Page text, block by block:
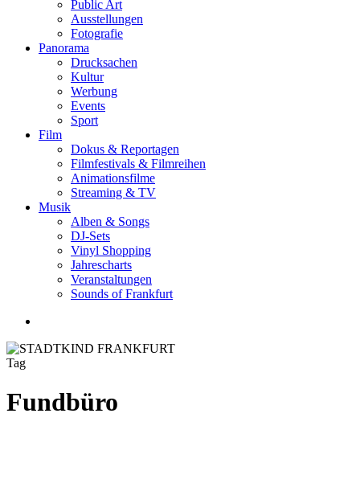
Public Art
Ausstellungen
Fotografie
Panorama
Drucksachen
Kultur
Werbung
Events
Sport
Film
Dokus & Reportagen
Filmfestivals & Filmreihen
Animationsfilme
Streaming & TV
Musik
Alben & Songs
DJ-Sets
Vinyl Shopping
Jahrescharts
Veranstaltungen
Sounds of Frankfurt
Tag
Fundbüro